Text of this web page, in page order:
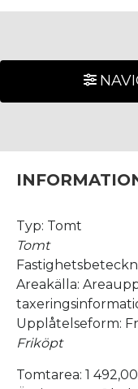
Typ: Tomt
Tomt
Areakälla:
Upplåtelseform:
Friköpt
Tomtarea: 1